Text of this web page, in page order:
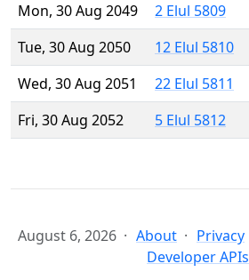
Mon, 30 Aug 2049
2 Elul 5809
Tue, 30 Aug 2050
12 Elul 5810
Wed, 30 Aug 2051
22 Elul 5811
Fri, 30 Aug 2052
5 Elul 5812
August 6, 2026 About Privacy
Developer APIs